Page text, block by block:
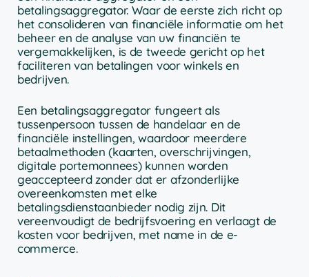
betalingsaggregator. Waar de eerste zich richt op
het consolideren van financiële informatie om het
beheer en de analyse van uw financiën te
vergemakkelijken, is de tweede gericht op het
faciliteren van betalingen voor winkels en
bedrijven.
Een betalingsaggregator fungeert als
tussenpersoon tussen de handelaar en de
financiële instellingen, waardoor meerdere
betaalmethoden (kaarten, overschrijvingen,
digitale portemonnees) kunnen worden
geaccepteerd zonder dat er afzonderlijke
overeenkomsten met elke
betalingsdienstaanbieder nodig zijn. Dit
vereenvoudigt de bedrijfsvoering en verlaagt de
kosten voor bedrijven, met name in de e-
commerce.